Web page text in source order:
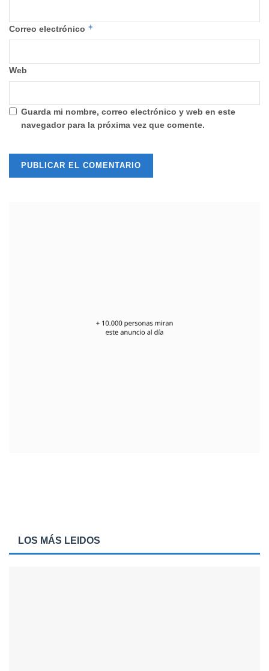
Correo electrónico *
Web
Guarda mi nombre, correo electrónico y web en este
navegador para la próxima vez que comente.
LOS MÁS LEIDOS